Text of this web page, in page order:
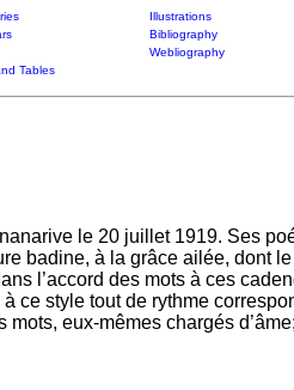
Illustrations
Bibliography
Webliography
Tables
le 20 juillet 1919. Ses
badine, à la grâce ailée, dont
l’accord des mots à ces
ce style tout de rythme
mots, eux-mêmes chargés